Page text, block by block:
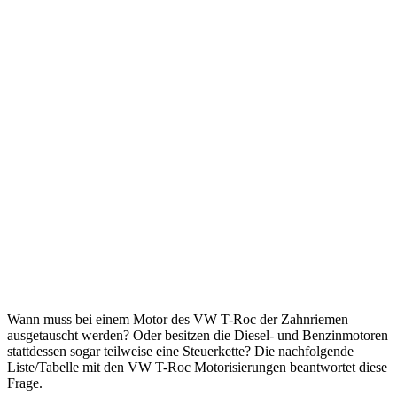
Wann muss bei einem Motor des VW T-Roc der Zahnriemen
ausgetauscht werden? Oder besitzen die Diesel- und Benzinmotoren
stattdessen sogar teilweise eine Steuerkette? Die nachfolgende
Liste/Tabelle mit den VW T-Roc Motorisierungen beantwortet diese
Frage.